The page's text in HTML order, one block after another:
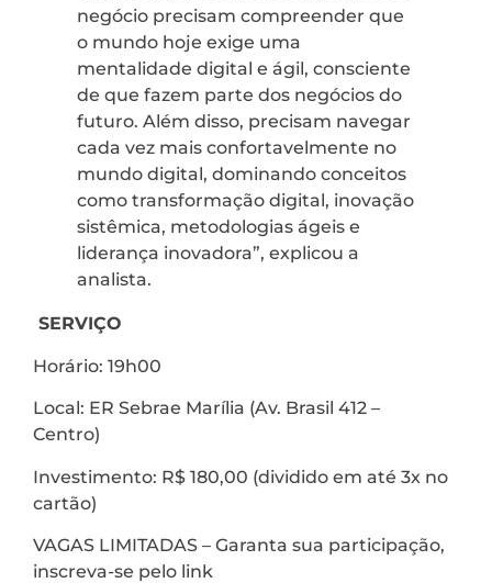
negócio precisam compreender que
o mundo hoje exige uma
mentalidade digital e ágil, consciente
de que fazem parte dos negócios do
futuro. Além disso, precisam navegar
cada vez mais confortavelmente no
mundo digital, dominando conceitos
como transformação digital, inovação
sistêmica, metodologias ágeis e
liderança inovadora”, explicou a
analista.
SERVIÇO
Horário: 19h00
Local: ER Sebrae Marília (Av. Brasil 412 –
Centro)
Investimento: R$ 180,00 (dividido em até 3x no
cartão)
VAGAS LIMITADAS – Garanta sua participação,
inscreva-se pelo link